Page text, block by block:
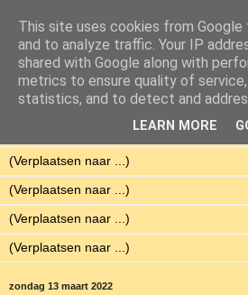
Eenvoudig
Met weinig middelen een hoge
zondag 13 maart 2022
This site uses cookies from
and to analyze traffic. Your IP
shared with Google along with
metrics to ensure quality of
statistics, and to detect and
LEARN MORE